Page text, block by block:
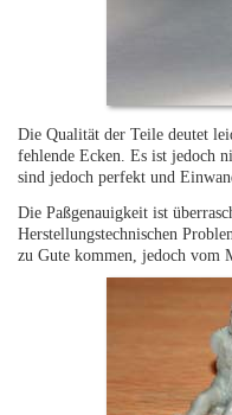
Die Qualität der Teile deutet
fehlende Ecken. Es ist jedoch
sind jedoch perfekt und
Die Paßgenauigkeit ist
Herstellungstechnischen
zu Gute kommen, jedoch vom